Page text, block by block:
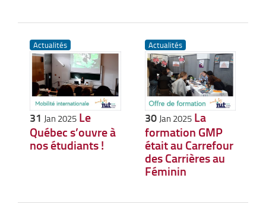
Actualités
31 Jan 2025 Le
Québec s’ouvre à
nos étudiants !
Actualités
30 Jan 2025 La
formation GMP
était au Carrefour
des Carrières au
Féminin